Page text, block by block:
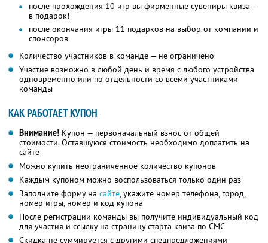
после прохождения 10 игр вы фирменные сувениры квиза —
в подарок!
после окончания игры 11 подарков на выбор от компании и
спонсоров
Количество участников в команде — не ограничено
Участие возможно в любой день и время с любого устройства
одновременно или по отдельности со всеми участниками
команды
КАК РАБОТАЕТ КУПОН
Внимание! Купон — первоначальный взнос от общей
стоимости. Оставшуюся стоимость необходимо доплатить на
сайте
Можно купить неограниченное количество купонов
Каждым купоном можно воспользоваться только один раз
Заполните форму на сайте, укажите номер телефона, город,
номер игры, номер и код купона
После регистрации команды вы получите индивидуальный код
для участия и ссылку на страницу старта квиза по СМС
Скидка не суммируется с другими спецпредложениями